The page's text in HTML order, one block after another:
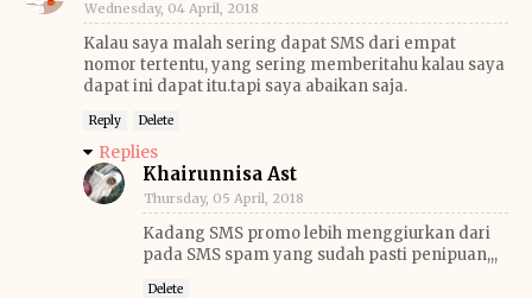
Wednesday, 04 April, 2018
Kalau saya malah sering dapat SMS dari empat
nomor tertentu, yang sering memberitahu kalau saya
dapat ini dapat itu.tapi saya abaikan saja.
Reply Delete
Replies
Khairunnisa Ast
Thursday, 05 April, 2018
Kadang SMS promo lebih menggiurkan dari
pada SMS spam yang sudah pasti penipuan,,,
Delete